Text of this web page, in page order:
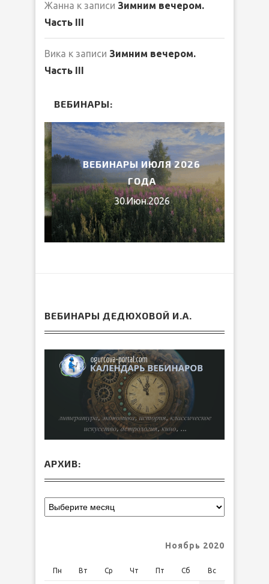
Жанна к записи Зимним вечером.
Часть III
Вика к записи Зимним вечером.
Часть III
ВЕБИНАРЫ:
ВЕБИНАРЫ ИЮЛЯ 2026
ГОДА
30.Июн.2026
ВЕБИНАРЫ ДЕДЮХОВОЙ И.А.
АРХИВ:
Ноябрь 2020
Пн Вт Ср Чт Пт Сб Вс